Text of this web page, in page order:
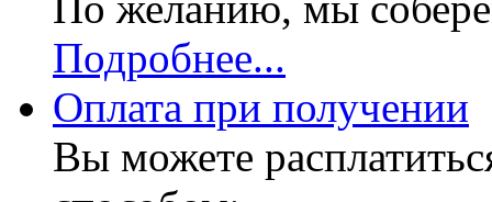
Подробнее...
Оплата при получении
Вы можете